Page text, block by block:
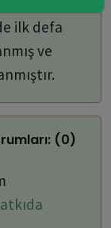
ilk defa
ve
(0)